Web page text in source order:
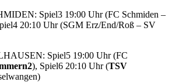
Spiel3 19:00 Uhr (FC Schmiden –
20:10 Uhr (SGM Erz/End/Roß – SV
Spiel5 19:00 Uhr (FC
), Spiel6 20:10 Uhr (TSV